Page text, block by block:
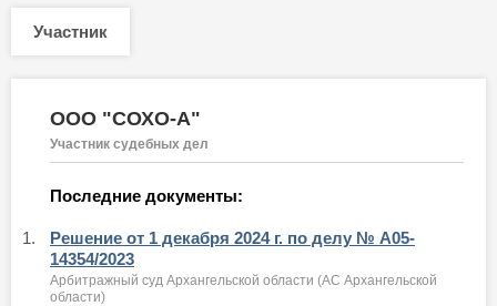
Участник
ООО "СОХО-А"
Участник судебных дел
Последние документы:
1.
Решение от 1 декабря 2024 г. по делу № А05-
14354/2023
Арбитражный суд Архангельской области (АС Архангельской
области)